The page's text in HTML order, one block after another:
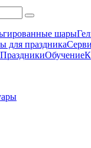
шары
для праздника
ПраздникиОбучение